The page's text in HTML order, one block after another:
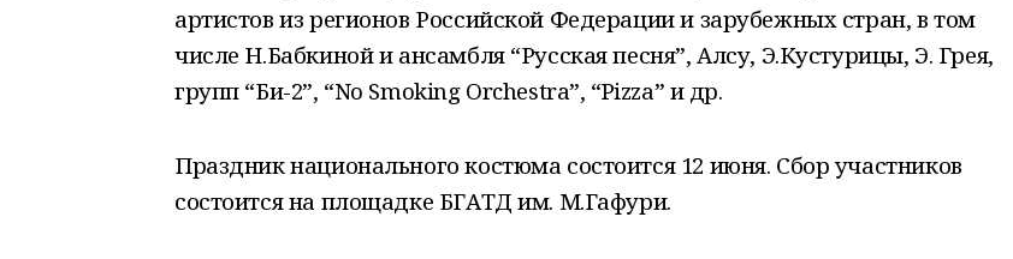
артистов из регионов Российской Федерации и зарубежных стран, в том
числе Н.Бабкиной и ансамбля “Русская песня”, Алсу, Э.Кустурицы, Э. Грея,
групп “Би-2”, “No Smoking Orchestra”, “Pizza” и др.
Праздник национального костюма состоится 12 июня. Сбор участников
состоится на площадке БГАТД им. М.Гафури.